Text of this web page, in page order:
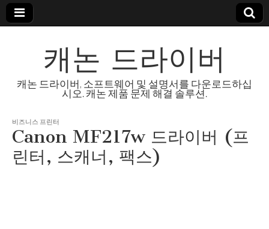
캐논 드라이버
캐논 드라이버, 소프트웨어 및 설명서를 다운로드하십
시오. 캐논 제품 문제 해결 솔루션.
비즈니스 프린터
Canon MF217w 드라이버 (프
린터, 스캐너, 팩스)